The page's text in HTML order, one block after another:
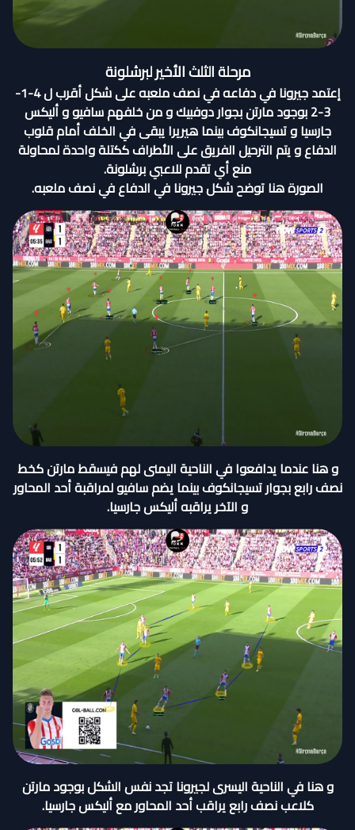
مرحلة الثلث الأخير لبرشلونة
إعتمد جيرونا في دفاعه في نصف ملعبه على شكل أقرب ل 4-1-
3-2 بوجود مارتن بجوار دوفبيك و من خلفهم سافيو و أليكس
جارسيا و تسيجانكوف بينما هيريرا يبقى في الخلف أمام قلوب
الدفاع و يتم الترحيل الفريق على الأطراف ككتلة واحدة لمحاولة
منع أي تقدم للاعبي برشلونة.
الصورة هنا توضح شكل جيرونا في الدفاع في نصف ملعبه.
و هنا عندما يدافعوا في الناحية اليمنى لهم فيسقط مارتن كخط
نصف رابع بجوار تسيجانكوف بينما يضم سافيو لمراقبة أحد المحاور
و الآخر يراقبه أليكس جارسيا.
و هنا في الناحية اليسرى لجيرونا تجد نفس الشكل بوجود مارتن
كلاعب نصف رابع يراقب أحد المحاور مع أليكس جارسيا.